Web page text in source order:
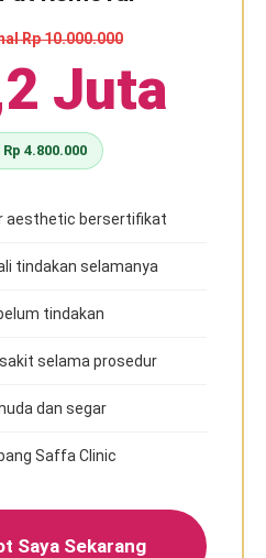
Rp 10.000.000
Juta
4.800.000
aesthetic bersertifikat
tindakan selamanya
tindakan
selama prosedur
dan segar
Saffa Clinic
Saya Sekarang